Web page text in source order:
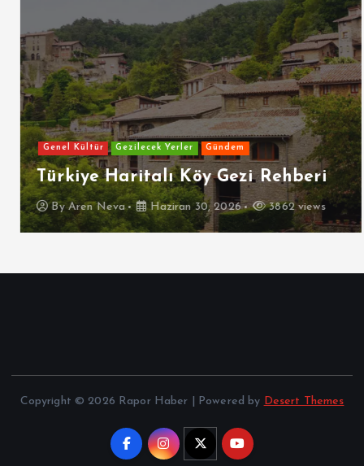
Genel Kültür Gezilecek Yerler Gündem
Türkiye Haritalı Köy Gezi Rehberi
ByAren Neva Haziran 30, 2026 3862 views
Copyright © 2026 Rapor Haber | Powered by Desert Themes